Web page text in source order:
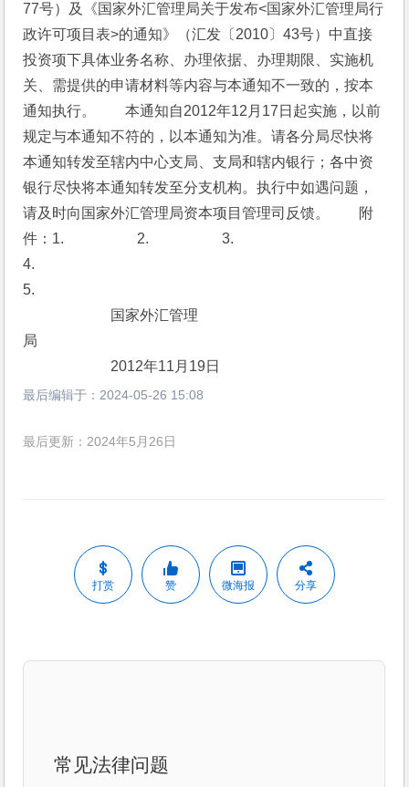
77号）及《国家外汇管理局关于发布<国家外汇管理局行
政许可项目表>的通知》（汇发〔2010〕43号）中直接
投资项下具体业务名称、办理依据、办理期限、实施机
关、需提供的申请材料等内容与本通知不一致的，按本
通知执行。　　本通知自2012年12月17日起实施，以前
规定与本通知不符的，以本通知为准。请各分局尽快将
本通知转发至辖内中心支局、支局和辖内银行；各中资
银行尽快将本通知转发至分支机构。执行中如遇问题，
请及时向国家外汇管理局资本项目管理司反馈。　　附
件：1.　　　　　2. 3.
4.
5.
国家外汇管理
局
2012年11月19日
最后编辑于： 2024-05-26 15:08
最后更新：2024年5月26日
打赏 赞 微海报 分享
常见法律问题